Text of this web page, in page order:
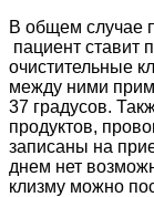
В общем случае
пациент ставит
очистительные
между ними
37 градусов.
продуктов,
записаны на
днем нет
клизму можно